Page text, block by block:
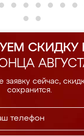
СКИДКУ
заявку сейчас,
сохранится.